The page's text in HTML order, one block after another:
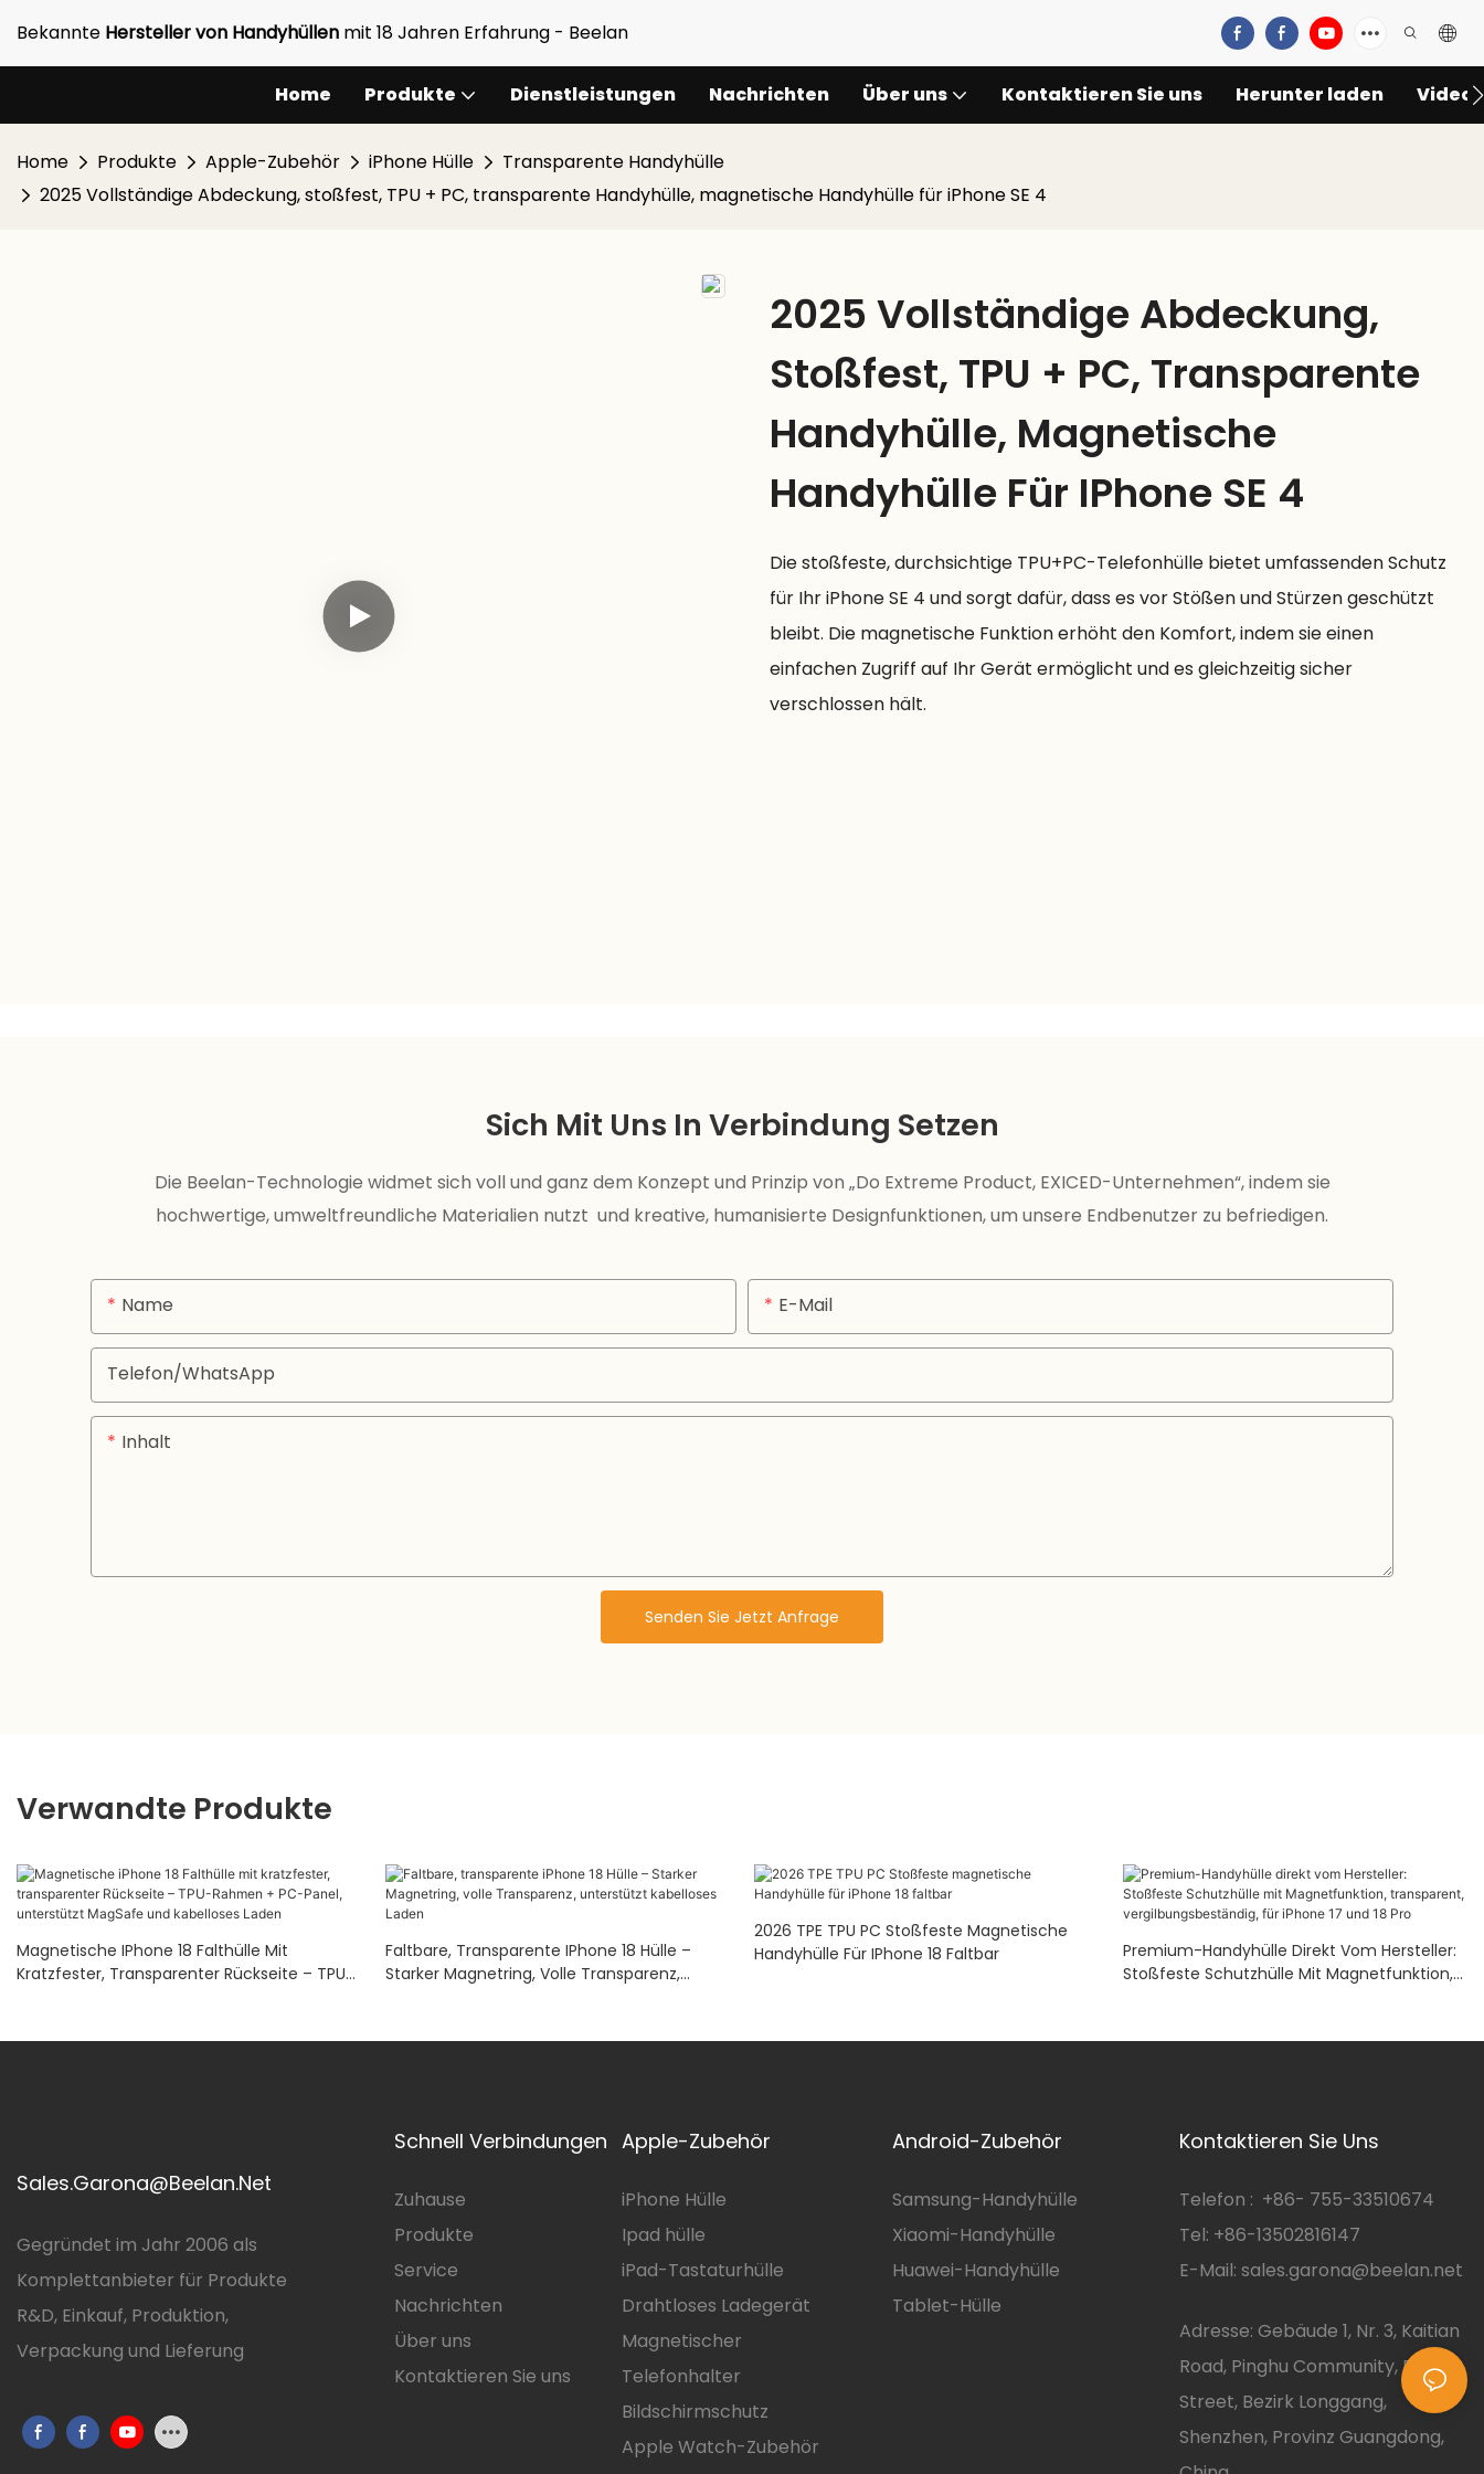
Bekannte Hersteller von Handyhüllen mit 18 Jahren Erfahrung - Beelan
Home Produkte Dienstleistungen Nachrichten Über uns Kontaktieren Sie uns Herunter laden Video
Home Produkte Apple-Zubehör iPhone Hülle
Transparente Handyhülle
2025 Vollständige Abdeckung, stoßfest, TPU + PC, transparente Handyhülle, magnetische Handyhülle für iPhone SE 4
2025 Vollständige Abdeckung,
Stoßfest, TPU + PC, Transparente
Handyhülle, Magnetische
Handyhülle Für IPhone SE 4
Die stoßfeste, durchsichtige TPU+PC-Telefonhülle bietet umfassenden Schutz
für Ihr iPhone SE 4 und sorgt dafür, dass es vor Stößen und Stürzen geschützt
bleibt. Die magnetische Funktion erhöht den Komfort, indem sie einen
einfachen Zugriff auf Ihr Gerät ermöglicht und es gleichzeitig sicher
verschlossen hält.
Sich Mit Uns In Verbindung Setzen
Die Beelan-Technologie widmet sich voll und ganz dem Konzept und Prinzip von „Do Extreme Product, EXICED-Unternehmen“, indem sie
hochwertige, umweltfreundliche Materialien nutzt und kreative, humanisierte Designfunktionen, um unsere Endbenutzer zu befriedigen.
Name E-Mail
Telefon/WhatsApp
Inhalt
Senden Sie Jetzt Anfrage
Verwandte Produkte
Magnetische IPhone 18 Falthülle Mit
Kratzfester, Transparenter Rückseite – TPU-
Faltbare, Transparente IPhone 18 Hülle –
Starker Magnetring, Volle Transparenz,
2026 TPE TPU PC Stoßfeste Magnetische
Handyhülle Für IPhone 18 Faltbar
Premium-Handyhülle Direkt Vom Hersteller:
Stoßfeste Schutzhülle Mit Magnetfunktion,
Sales.Garona@Beelan.Net
Gegründet im Jahr 2006 als
Komplettanbieter für Produkte
R&D, Einkauf, Produktion,
Verpackung und Lieferung
Schnell Verbindungen
Zuhause
Produkte
Service
Nachrichten
Über uns
Kontaktieren Sie uns
Apple-Zubehör
iPhone Hülle
Ipad hülle
iPad-Tastaturhülle
Drahtloses Ladegerät
Magnetischer
Telefonhalter
Bildschirmschutz
Apple Watch-Zubehör
Android-Zubehör
Samsung-Handyhülle
Xiaomi-Handyhülle
Huawei-Handyhülle
Tablet-Hülle
Kontaktieren Sie Uns
Telefon : +86- 755-33510674
Tel: +86-13502816147
E-Mail: sales.garona@beelan.net
Adresse: Gebäude 1, Nr. 3, Kaitian
Road, Pinghu Community, Pinghu
Street, Bezirk Longgang,
Shenzhen, Provinz Guangdong,